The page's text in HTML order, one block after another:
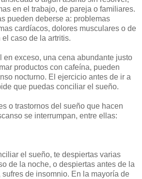
en el trabajo, de pareja o familiares.
pueden deberse a: problemas
cardíacos, dolores musculares o de
el caso de la artritis.
en exceso, una cena abundante justo
productos con cafeína, pueden
nocturno. El ejercicio antes de ir a
que puedas conciliar el sueño.
o trastornos del sueño que hacen
se interrumpan, entre ellas:
el sueño, te despiertas varias
de la noche, o despiertas antes de la
sufres de insomnio. En la mayoría de